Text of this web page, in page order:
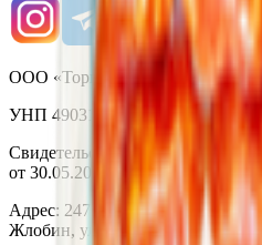
ООО «Торговая сеть «Продмир»
УНП 490314725
Свидетельство о
от 30.05.2003г выдано
Адрес: 247210, Республика
Жлобин, ул. Козлова 2-А